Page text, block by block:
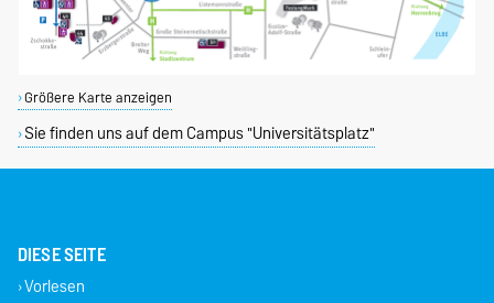
Größere Karte anzeigen
Sie finden uns auf dem Campus "Universitätsplatz"
DIESE SEITE
Vorlesen